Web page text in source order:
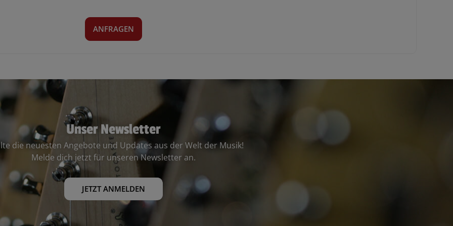
ANFRAGEN
Unser Newsletter
die neuesten Angebote und Updates aus der Welt der Musik!
Melde dich jetzt für unseren Newsletter an.
JETZT ANMELDEN